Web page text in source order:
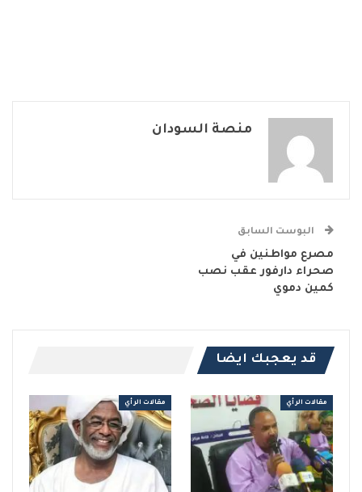
منصة السودان
البوست السابق
مصرع مواطنين في
صحراء دارفور عقب نصب
كمين دموي
قد يعجبك ايضا
مقالات الرأي مقالات الرأي